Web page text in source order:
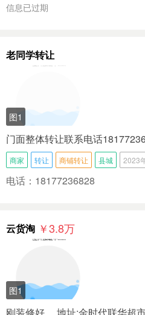
信息已过期
老同学转让
图1
门面整体转让联系电话
商家 转让 商铺转让 县城 2023
电话：18177236828
云货淘 ￥3.8万
图1